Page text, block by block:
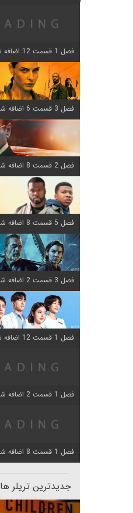
فصل 1 قسمت 12 اضافه شد
فصل 3 قسمت 6 اضافه شد
فصل 2 قسمت 8 اضافه شد
فصل 5 قسمت 8 اضافه شد
فصل 3 قسمت 2 اضافه شد
فصل 1 قسمت 12 اضافه شد
فصل 1 قسمت 2 اضافه شد
فصل 1 قسمت 8 اضافه شد
جدیدترین تریلر ها